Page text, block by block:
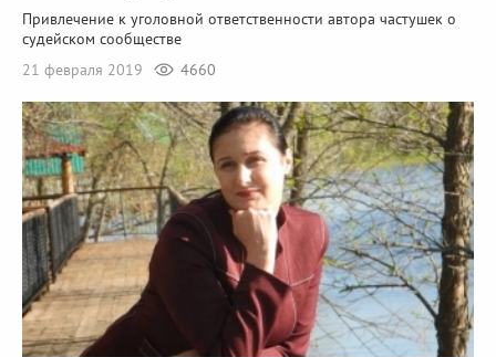
Привлечение к уголовной ответственности автора частушек о
судейском сообществе
21 февраля 2019
4660